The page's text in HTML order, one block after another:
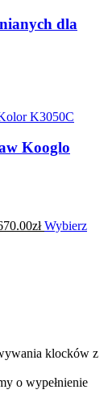
dla
Kooglo
Wybierz
klocków z
o wypełnienie